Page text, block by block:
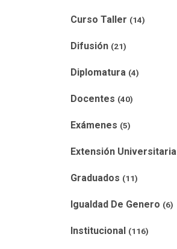
Curso Taller (14)
Difusión (21)
Diplomatura (4)
Docentes (40)
Exámenes (5)
Extensión Universitaria
Graduados (11)
Igualdad De Genero (6)
Institucional (116)